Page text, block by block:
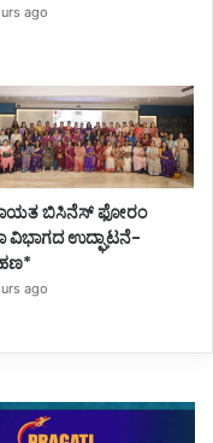
ago
ಬಿಸಿನೆಸ್ ಫೋರಂ
ವಿಭಾಗದ ಉದ್ಘಾಟನೆ-
ago